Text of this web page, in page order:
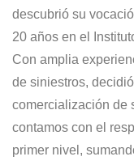
descubrió su
20 años en el
Con amplia
de siniestros,
comercialización de
contamos con el
primer nivel,